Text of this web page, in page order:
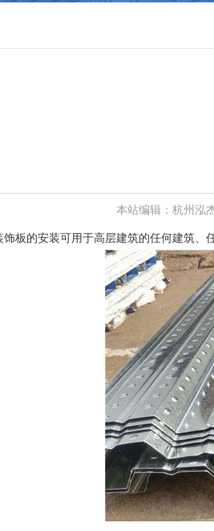
本站编辑：杭州泓
饰板的安装可用于高层建筑的任何建筑